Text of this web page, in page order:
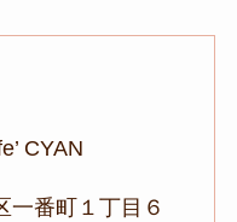
CYAN
一番町１丁目６